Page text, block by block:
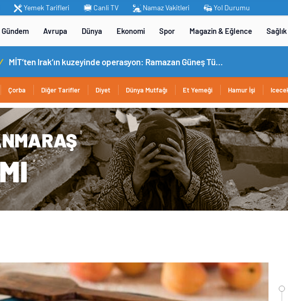
Yemek Tarifleri Canli TV Namaz Vakitleri Yol Durumu
Gündem Avrupa Dünya Ekonomi Spor Magazin & Eğlence Sağlık
/ Yerli otomobil TOGG’un ustaları burada yetişecek
Çorba Diğer Tarifler Diyet Dünya Mutfağı Et Yemeği Hamur İşi